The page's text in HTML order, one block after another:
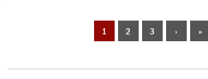
1 2 3 › »